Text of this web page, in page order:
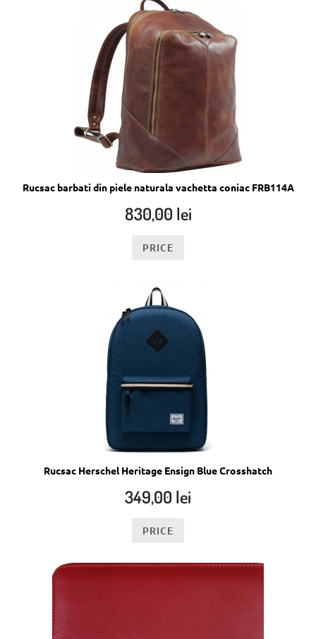
Rucsac barbati din piele naturala vachetta coniac FRB114A
830,00 lei
PRICE
Rucsac Herschel Heritage Ensign Blue Crosshatch
349,00 lei
PRICE